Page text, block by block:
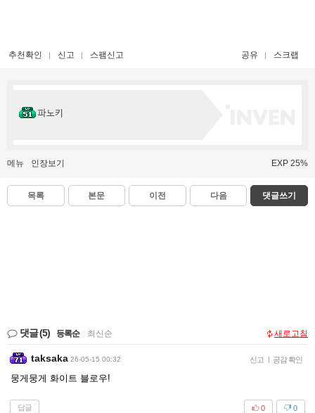
추천확인 신고 스팸신고 공유 스크랩
파노키
메뉴 인장보기 EXP 25%
목록 본문 이전 다음 댓글쓰기
댓글(5) 등록순 최신순 새로고침
taksaka 26-05-15 00:32 신고 | 공감 확인
뭉게뭉게 화이트 블로우!
답글 0
0